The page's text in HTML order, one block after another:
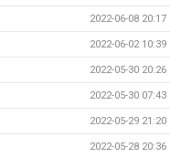
2022-06-08 20:17
2022-06-02 10:39
2022-05-30 20:26
2022-05-30 07:43
2022-05-29 21:20
2022-05-28 20:36